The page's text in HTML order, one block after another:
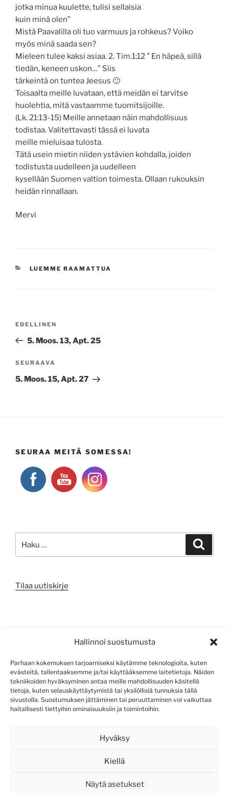
Hallinnoi suostumusta
Parhaan kokemuksen tarjoamiseksi käytämme teknologioita, kuten
evästeitä, tallentaaksemme ja/tai käyttääksemme laitetietoja. Näiden
tekniikoiden hyväksyminen antaa meille mahdollisuuden käsitellä
tietoja, kuten selauskäyttäytymistä tai yksilöllisiä tunnuksia tällä
sivustolla. Suostumuksen jättäminen tai peruuttaminen voi vaikuttaa
haitallisesti tiettyihin ominaisuuksiin ja toimintoihin.
Hyväksy
Kiellä
Näytä asetukset
jotka minua kuulette, tulisi sellaisia
kuin minä olen”
Mistä Paavalilla oli tuo varmuus ja rohkeus? Voiko
myös minä saada sen?
Mieleen tulee kaksi asiaa. 2. Tim.1:12 ” En häpeä, sillä
tiedän, keneen uskon…” Siis
tärkeintä on tuntea Jeesus 🙂
Toisaalta meille luvataan, että meidän ei tarvitse
huolehtia, mitä vastaamme tuomitsijoille.
(Lk. 21:13-15) Meille annetaan näin mahdollisuus
todistaa. Valitettavasti tässä ei luvata
meille mieluisaa tulosta.
Tätä usein mietin niiden ystävien kohdalla, joiden
todistusta uudelleen ja uudelleen
kysellään Suomen valtion toimesta. Ollaan rukouksin
heidän rinnallaan.
Mervi
KATEGORIAT
LUEMME RAAMATTUA
Edellinen
artikkeli
EDELLINEN
5. Moos. 13, Apt. 25
Seuraava
artikkeli
SEURAAVA
5. Moos. 15, Apt. 27
SEURAA MEITÄ SOMESSA!
Tilaa uutiskirje
Sisältösyöte
Kommenttisyöte